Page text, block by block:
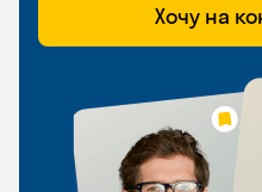
Хочу на